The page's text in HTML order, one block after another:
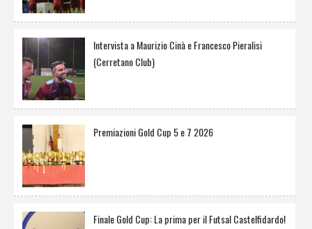
Intervista a Maurizio Cinà e Francesco Pieralisi
(Cerretano Club)
Premiazioni Gold Cup 5 e 7 2026
Finale Gold Cup: La prima per il Futsal Castelfidardo!